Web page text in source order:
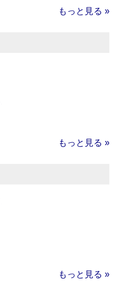
もっと見る »
もっと見る »
もっと見る »